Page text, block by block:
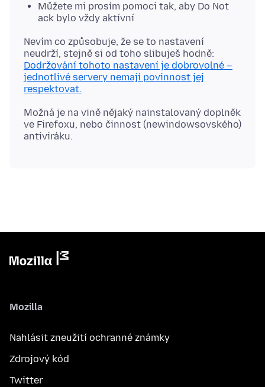
Můžete mi prosím pomoci tak, aby Do Not
ack bylo vždy aktívní
Nevím co způsobuje, že se to nastavení
Dodržování tohoto nastavení je dobrovolné –
jednotlivé servery nemají povinnost jej
respektovat.
Možná je na vině nějaký nainstalovaný doplněk
ve Firefoxu, nebo činnost (newindowsovského)
Mozilla
Nahlásit zneužití ochranné známky
Zdrojový kód
Twitter